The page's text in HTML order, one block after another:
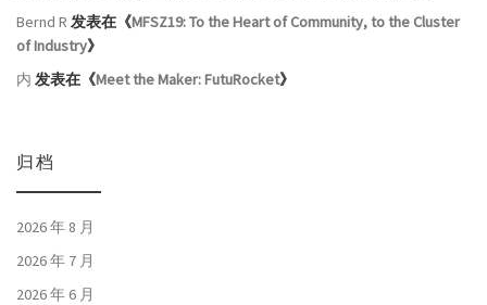
Bernd R 发表在《MFSZ19: To the Heart of Community, to the Cluster
of Industry》
内 发表在《Meet the Maker: FutuRocket》
归档
2026 年 8 月
2026 年 7 月
2026 年 6 月